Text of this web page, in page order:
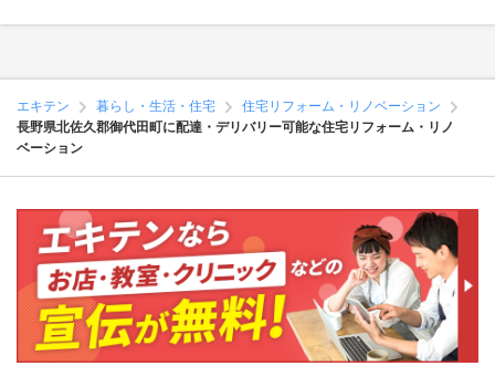
エキテン 暮らし・生活・住宅
住宅リフォーム・リノベーション
長野県北佐久郡御代田町に配達・デリバリー可能な住宅リフォーム・リノ
ベーション